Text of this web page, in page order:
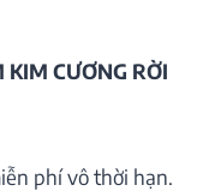
CƯƠNG RỜI
phí vô thời hạn.